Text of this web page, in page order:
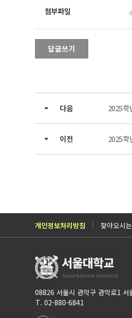
답글쓰기
다음 2025학
이전 2025학
개인정보처리방침 찾아오시
08826 서울시 관악구 관악로1 서
T. 02-880-6841